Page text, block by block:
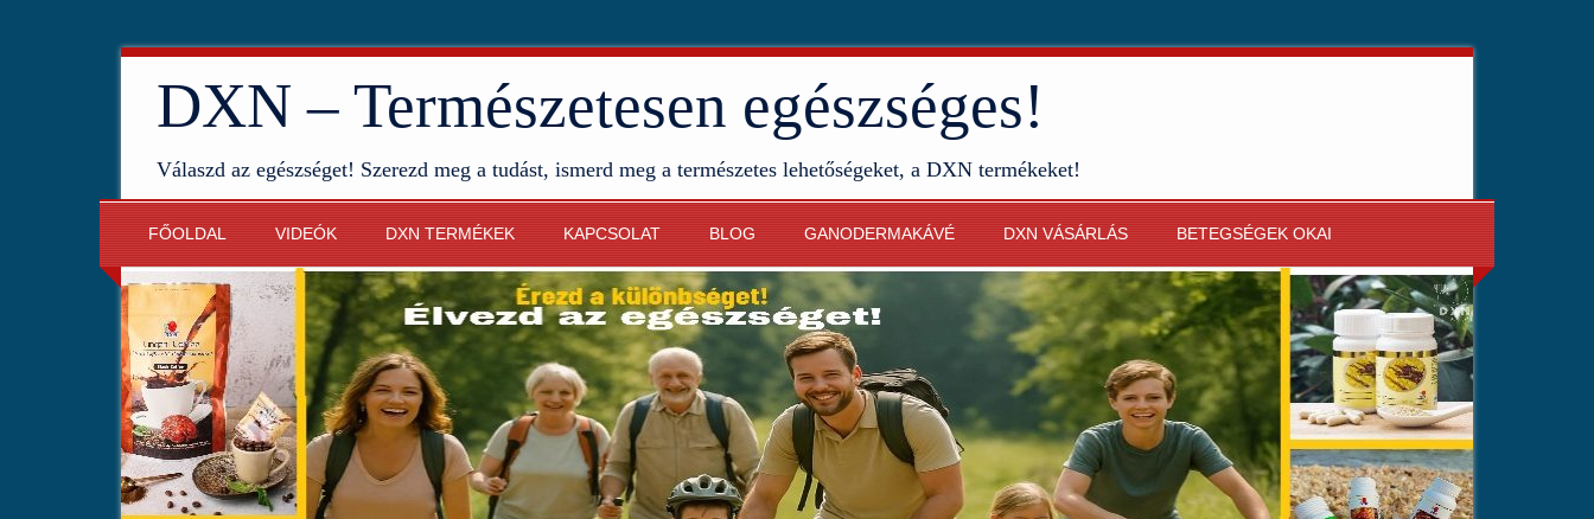
DXN – Természetesen egészséges!
Válaszd az egészséget! Szerezd meg a tudást, ismerd meg a természetes lehetőségeket, a DXN termékeket!
FŐOLDAL VIDEÓK DXN TERMÉKEK KAPCSOLAT BLOG GANODERMAKÁVÉ DXN VÁSÁRLÁS BETEGSÉGEK OKAI